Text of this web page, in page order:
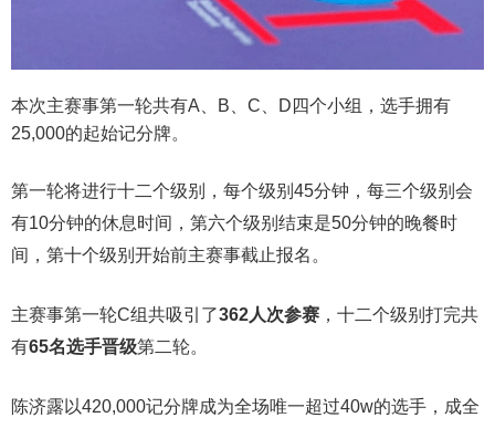
本次主赛事第一轮共有A、B、C、D四个小组，选手拥有
25,000的起始记分牌。
第一轮将进行十二个级别，每个级别45分钟，每三个级别会
有10分钟的休息时间，第六个级别结束是50分钟的晚餐时
间，第十个级别开始前主赛事截止报名。
主赛事第一轮C组共吸引了362人次参赛 ，十二个级别打完共
有65名选手晋级第二轮。
陈济露以420,000记分牌成为全场唯一超过40w的选手，成全